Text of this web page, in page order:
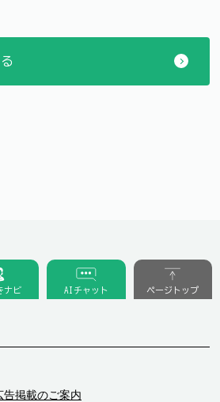
告掲載のご案内
ナビ AIチャット ページトップ